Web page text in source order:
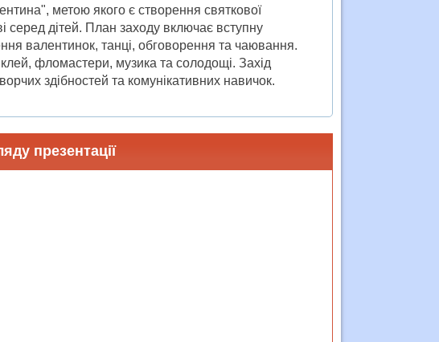
метою якого є створення святкової
серед дітей. План заходу включає вступну
валентинок, танці, обговорення та чаювання.
фломастери, музика та солодощі. Захід
здібностей та комунікативних навичок.
презентації